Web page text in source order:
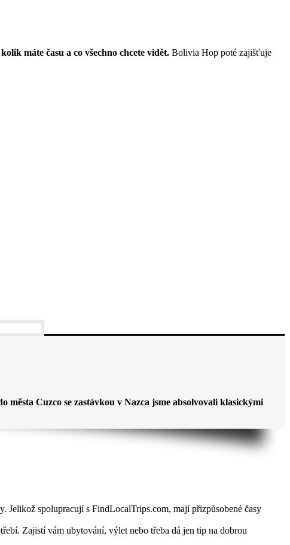
máte času a co všechno chcete vidět. Bolivia Hop poté zajišťuje
města Cuzco se zastávkou v Nazca jsme absolvovali klasickými
Jelikož spolupracují s FindLocalTrips.com, mají přizpůsobené časy
Zajistí vám ubytování, výlet nebo třeba dá jen tip na dobrou